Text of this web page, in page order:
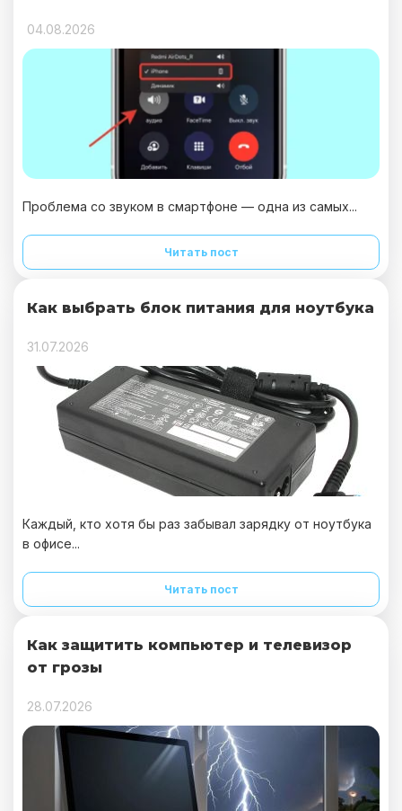
04.08.2026
Проблема со звуком в смартфоне — одна из самых...
Читать пост
Как выбрать блок питания для ноутбука
31.07.2026
Каждый, кто хотя бы раз забывал зарядку от ноутбука
в офисе...
Читать пост
Как защитить компьютер и телевизор
от грозы
28.07.2026